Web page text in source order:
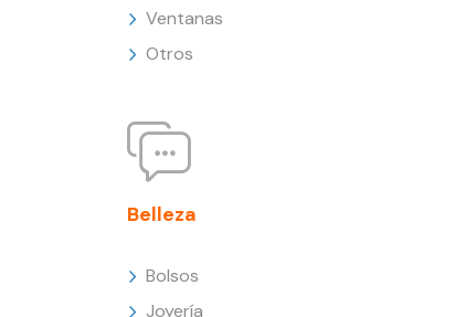
Ventanas
Otros
Belleza
Bolsos
Joyería